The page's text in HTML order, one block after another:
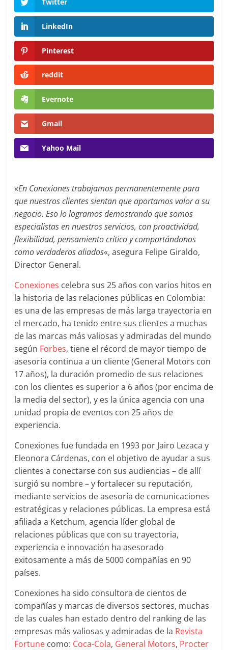
Colombia
|
Magazine
de
Publicidad
y
Marketing
|
Noticias
de
Actualidad
y
Mercadeo
en
Colombia
|
Revistas
de
Actualidad
en
Colombia
Revista
iBlue
Marketing
LinkedIn
Pinterest
reddit
Evernote
Gmail
Yahoo Mail
«En Conexiones trabajamos permanentemente para
que nuestros clientes sientan que aportamos valor a su
negocio. Eso lo logramos demostrando que somos
especialistas en nuestros servicios, con proactividad,
flexibilidad, pensamiento crítico y comportándonos
como verdaderos aliados«, asegura Felipe Giraldo,
Director General.
Conexiones celebra sus 25 años con varios hitos en
la historia de las relaciones públicas en Colombia:
es una de las empresas de más larga trayectoria en
el mercado, ha tenido entre sus clientes a muchas
de las marcas más valiosas y admiradas del mundo
según Forbes, tiene el récord de mayor tiempo de
asesoría continua a un cliente (General Motors con
17 años), la duración promedio de sus relaciones
con los clientes es superior a 6 años (por encima de
la media del sector), y es la única agencia con una
unidad propia de eventos con 25 años de
experiencia.
Conexiones fue fundada en 1993 por Jairo Lezaca y
Eleonora Cárdenas, con el objetivo de ayudar a sus
clientes a conectarse con sus audiencias – de allí
surgió su nombre – y fortalecer su reputación,
mediante servicios de asesoría de comunicaciones
estratégicas y relaciones públicas. La empresa está
afiliada a Ketchum, agencia líder global de
relaciones públicas que con su trayectoria,
experiencia e innovación ha asesorado
exitosamente a más de 5000 compañías en 90
países.
Conexiones ha sido consultora de cientos de
compañíasy marcas de diversos sectores, muchas
de las cuales han estado dentro del ranking de las
empresas más valiosas y admiradas de la Revista
Fortune como: Coca-Cola, General Motors, Procter